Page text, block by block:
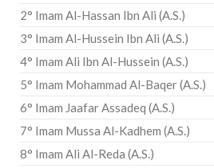
2° Imam Al-Hassan Ibn Ali (A.S.)
3° Imam Al-Hussein Ibn Ali (A.S.)
4° Imam Ali Ibn Al-Hussein (A.S.)
5° Imam Mohammad Al-Baqer (A.S.)
6° Imam Jaafar Assadeq (A.S.)
7° Imam Mussa Al-Kadhem (A.S.)
8° Imam Ali Al-Reda (A.S.)